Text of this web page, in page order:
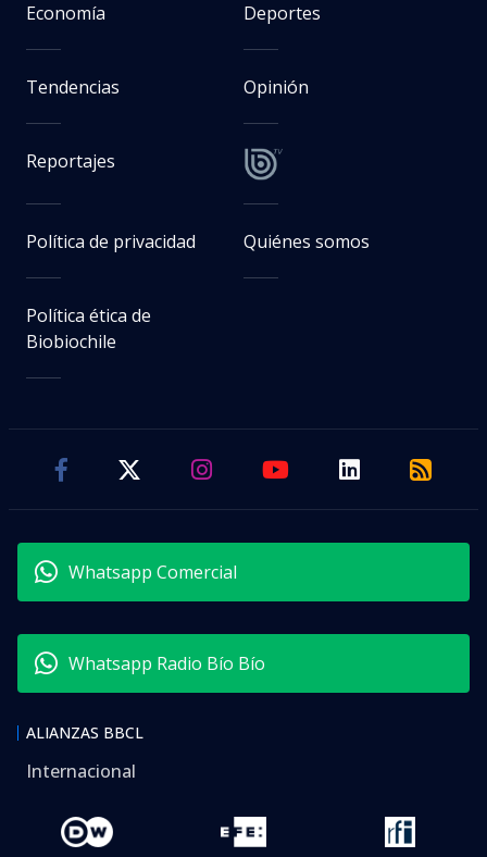
Economía Deportes
Tendencias Opinión
Reportajes
Política de privacidad Quiénes somos
Política ética de
Biobiochile
Whatsapp Comercial
Whatsapp Radio Bío Bío
ALIANZAS BBCL
Internacional